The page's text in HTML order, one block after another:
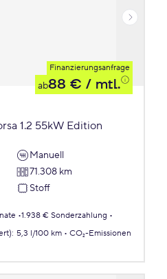
Finanzierungsanfrage
ab88 € / mtl.
1.2 55kW Edition
Manuell
71.308 km
Stoff
1.938 € Sonderzahlung
: 5,3 l/100 km
CO₂-Emissionen